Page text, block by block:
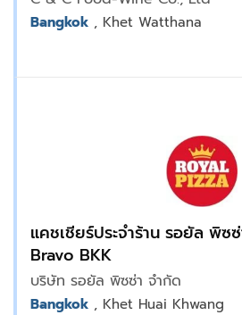
Bangkok , Khet Watthana
แคชเชียร์ประจำร้าน รอยัล พิซ
Bravo BKK
บริษัท รอยัล พิซซ่า จำกัด
Bangkok , Khet Huai Khwang